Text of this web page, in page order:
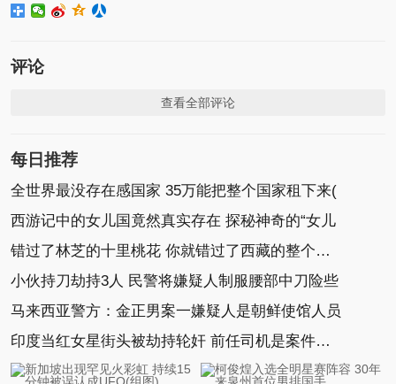
评论
查看全部评论
每日推荐
全世界最没存在感国家 35万能把整个国家租下来(
西游记中的女儿国竟然真实存在 探秘神奇的“女儿
错过了林芝的十里桃花 你就错过了西藏的整个春天
小伙持刀劫持3人 民警将嫌疑人制服腰部中刀险些
马来西亚警方：金正男案一嫌疑人是朝鲜使馆人员
印度当红女星街头被劫持轮奸 前任司机是案件主犯